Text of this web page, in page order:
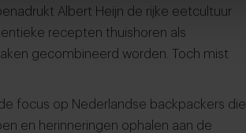
Albert Heijn de rijke eetcultuur
recepten thuishoren als
gecombineerd worden. Toch mist
focus op Nederlandse backpackers die
en herinneringen ophalen aan de